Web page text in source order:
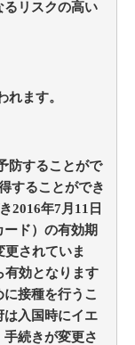
るリスクの高い
ます。
防することがで
することができ
2016年7月11日
ド）の有効期
されていま
有効となります
接種を行うこ
は入国時にイエ
続きが変更さ